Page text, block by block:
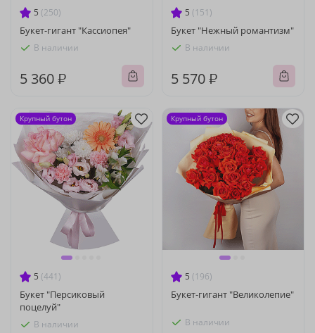
5 (250)
Букет-гигант "Кассиопея"
В наличии
5 360 ₽
5 (151)
Букет "Нежный романтизм"
В наличии
5 570 ₽
5 (441)
Букет "Персиковый
поцелуй"
В наличии
Крупный бутон
5 (196)
Букет-гигант "Великолепие"
В наличии
Крупный бутон